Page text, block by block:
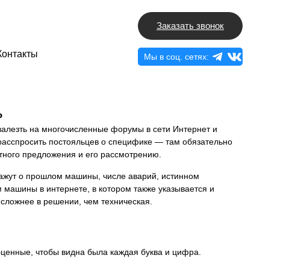
Заказать звонок
Мы в соц. сетях:
на многочисленные форумы в сети Интернет и
постояльцев о специфике — там обязательно
предложения и его рассмотрению.
о прошлом машины, числе аварий, истинном
машины в интернете, в котором также указывается и
в решении, чем техническая.
чтобы видна была каждая буква и цифра.